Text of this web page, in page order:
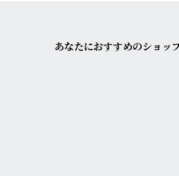
あなたにおすすめのショッ